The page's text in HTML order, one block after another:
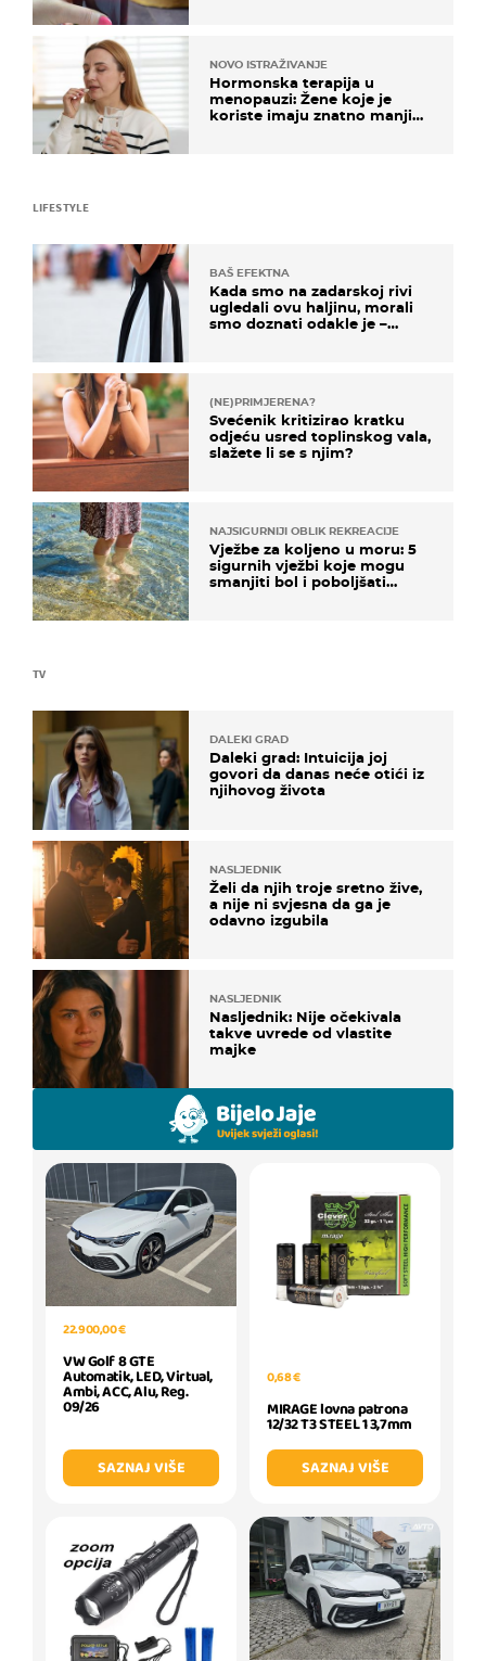
NOVO ISTRAŽIVANJE
Hormonska terapija u
menopauzi: Žene koje je
koriste imaju znatno manji
TV
DALEKI GRAD
Daleki grad: Intuicija joj
govori da danas neće otići iz
njihovog života
NASLJEDNIK
Želi da njih troje sretno žive,
a nije ni svjesna da ga je
odavno izgubila
NASLJEDNIK
Nasljednik: Nije očekivala
takve uvrede od vlastite
majke
LIFESTYLE
BAŠ EFEKTNA
Kada smo na zadarskoj rivi
ugledali ovu haljinu, morali
smo doznati odakle je –
(NE)PRIMJERENA?
Svećenik kritizirao kratku
odjeću usred toplinskog vala,
slažete li se s njim?
NAJSIGURNIJI OBLIK REKREACIJE
Vježbe za koljeno u moru: 5
sigurnih vježbi koje mogu
smanjiti bol i poboljšati
22.900,00 €
VW Golf 8 GTE
Automatik, LED, Virtual,
Ambi, ACC, Alu, Reg.
09/26
SAZNAJ VIŠE
0,68 €
MIRAGE lovna patrona
12/32 T3 STEEL 1 3,7mm
SAZNAJ VIŠE